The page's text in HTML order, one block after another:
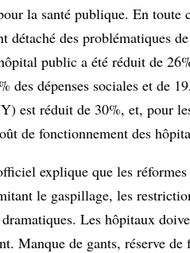
la santé publique. En
des problématiques
public a été réduit de
dépenses sociales et de
est réduit de 30%, et, pour
de fonctionnement des
explique que les
le gaspillage, les
Les hôpitaux
Manque de gants, réserve